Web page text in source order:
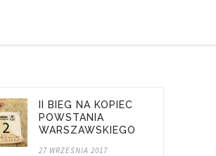
II BIEG NA KOPIEC
POWSTANIA
WARSZAWSKIEGO
27 WRZEŚNIA 2017